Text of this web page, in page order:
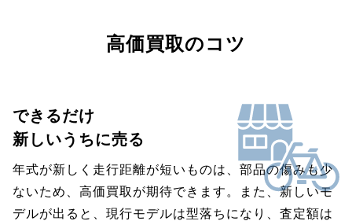
高価買取のコツ
できるだけ
新しいうちに売る
年式が新しく走行距離が短いものは、部品の傷みも少
ないため、高価買取が期待できます。また、新しいモ
デルが出ると、現行モデルは型落ちになり、査定額は